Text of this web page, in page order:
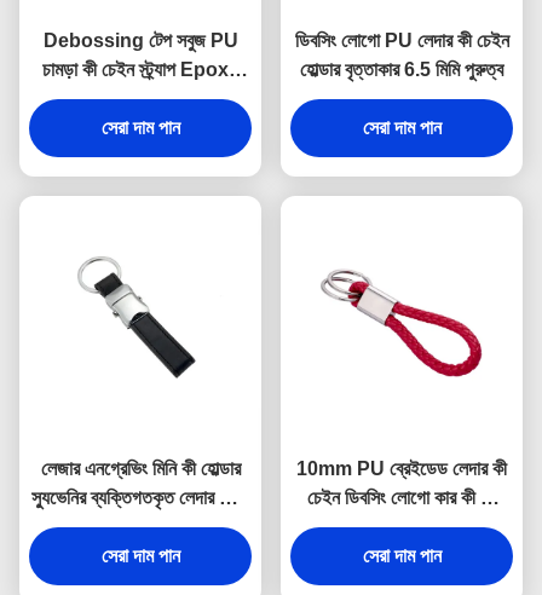
Debossing টেপ সবুজ PU
চামড়া কী চেইন স্ট্র্যাপ Epoxy
Doming
সেরা দাম পান
ডিবসিং লোগো PU লেদার কী চেইন
হোল্ডার বৃত্তাকার 6.5 মিমি পুরুত্ব
সেরা দাম পান
লেজার এনগ্রেভিং মিনি কী হোল্ডার
স্যুভেনির ব্যক্তিগতকৃত লেদার কীরিং
9 মিমি পুরুত্ব
সেরা দাম পান
10mm PU ব্রেইডেড লেদার কী
চেইন ডিবসিং লোগো কার কী রিং
হোল্ডার
সেরা দাম পান